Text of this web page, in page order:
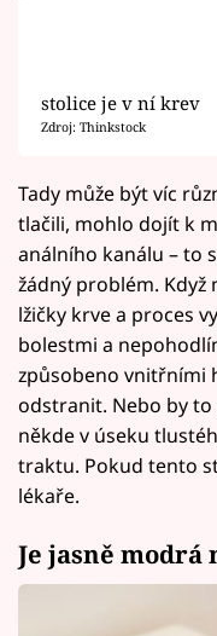
stolice je v ní krev
Zdroj: Thinkstock
Tady může být víc
tlačili, mohlo dojít k
análního kanálu – to
žádný problém. Když
lžičky krve a proces
bolestmi a
způsobeno vnitřními
odstranit. Nebo by
někde v úseku
traktu. Pokud tento
lékaře.
Je jasně modrá